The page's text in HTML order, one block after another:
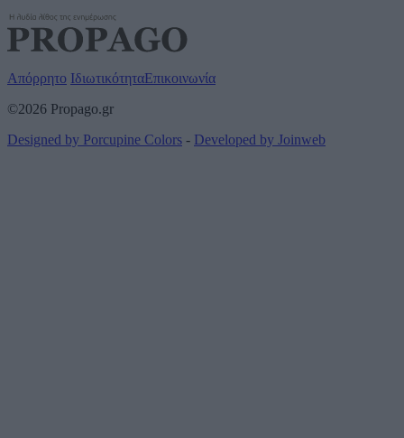
Απόρρητο ΙδιωτικότηταΕπικοινωνία
©2026 Propago.gr
Designed by Porcupine Colors - Developed by Joinweb